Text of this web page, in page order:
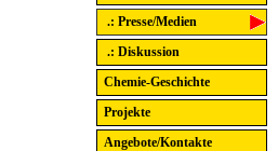
.: Presse/Medien
.: Diskussion
Chemie-Geschichte
Projekte
Angebote/Kontakte